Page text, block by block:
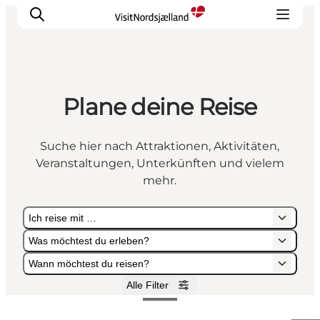
Highlights
Erlebnisse
Geschmack
Reiseplanung
Plane deine Reise
Suche hier nach Attraktionen, Aktivitäten,
Veranstaltungen, Unterkünften und vielem
mehr.
Ich reise mit …
Was möchtest du erleben?
Wann möchtest du reisen?
Alle Filter